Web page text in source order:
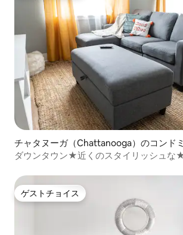
チャタヌーガ（Chattanooga）のコンド
ム
ダウンタウン★近くのスタイリッシュな
ゲストチョイス
ゲストチョイス